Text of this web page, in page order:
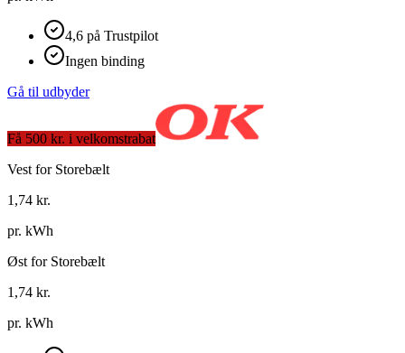
4,6 på Trustpilot
Ingen binding
Gå til udbyder
Få 500 kr. i velkomstrabat
Vest for Storebælt
1,74 kr.
pr. kWh
Øst for Storebælt
1,74 kr.
pr. kWh